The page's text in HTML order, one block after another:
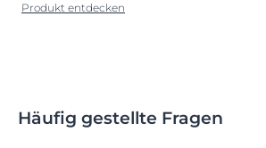
Produkt entdecken
Häufig gestellte Fragen